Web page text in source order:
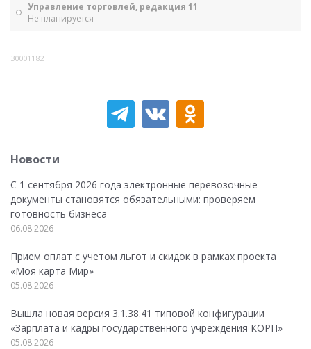
Управление торговлей, редакция 11
Не планируется
30001182
Новости
С 1 сентября 2026 года электронные перевозочные
документы становятся обязательными: проверяем
готовность бизнеса
06.08.2026
Прием оплат с учетом льгот и скидок в рамках проекта
«Моя карта Мир»
05.08.2026
Вышла новая версия 3.1.38.41 типовой конфигурации
«Зарплата и кадры государственного учреждения КОРП»
05.08.2026